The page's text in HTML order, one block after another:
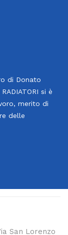
di Donato
si è
merito di
delle
San Lorenzo